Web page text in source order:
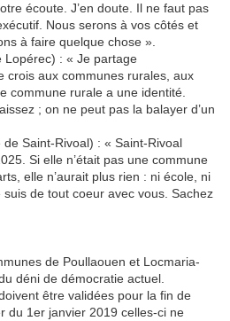
écoute. J’en doute. Il ne faut pas
Nous serons à vos côtés et
à faire quelque chose ».
Lopérec) : « Je partage
crois aux communes rurales, aux
commune rurale a une identité.
; on ne peut pas la balayer d’un
Saint-Rivoal) : « Saint-Rivoal
Si elle n’était pas une commune
elle n’aurait plus rien : ni école, ni
de tout coeur avec vous. Sachez
de Poullaouen et Locmaria-
déni de démocratie actuel.
être validées pour la fin de
du 1er janvier 2019 celles-ci ne